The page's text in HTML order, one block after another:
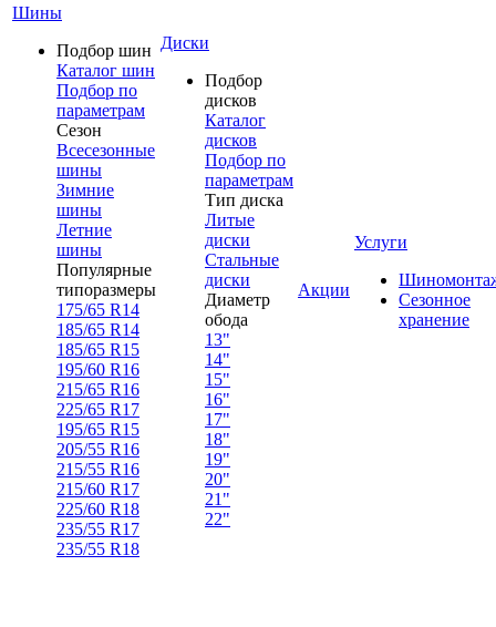
Шины
Подбор шин
Каталог шин
Подбор по
параметрам
Сезон
Всесезонные
шины
Зимние
шины
Летние
шины
Популярные
типоразмеры
175/65 R14
185/65 R14
185/65 R15
195/60 R16
215/65 R16
225/65 R17
195/65 R15
205/55 R16
215/55 R16
215/60 R17
225/60 R18
235/55 R17
235/55 R18
Диски
Подбор
дисков
Каталог
дисков
Подбор по
параметрам
Тип диска
Литые
диски
Стальные
диски
Диаметр
обода
13"
14"
15"
16"
17"
18"
19"
20"
21"
22"
Акции
Услуги
Сезонное
хранение